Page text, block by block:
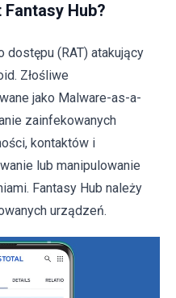
Hub?
dostępu (RAT) atakujący
Złośliwe
jako Malware-as-a-
zainfekowanych
kontaktów i
lub manipulowanie
Fantasy Hub należy
urządzeń.